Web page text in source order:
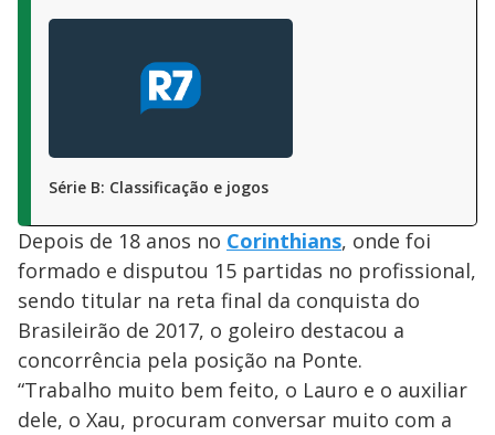
Série B: Classificação e jogos
Depois de 18 anos no Corinthians, onde foi
formado e disputou 15 partidas no profissional,
sendo titular na reta final da conquista do
Brasileirão de 2017, o goleiro destacou a
concorrência pela posição na Ponte.
“Trabalho muito bem feito, o Lauro e o auxiliar
dele, o Xau, procuram conversar muito com a